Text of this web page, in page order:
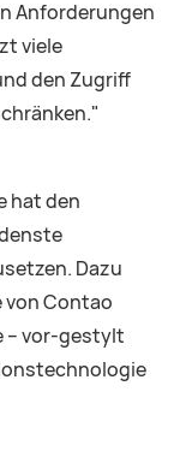
Anforderungen
viele
den Zugriff
hat den
Dazu
Contao
– vor-gestylt